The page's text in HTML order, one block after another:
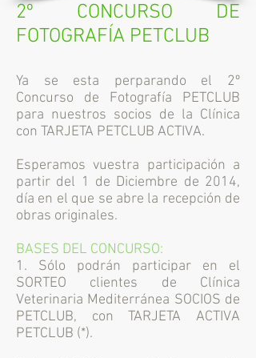
2º CONCURSO DE
FOTOGRAFÍA PETCLUB
Ya se esta perparando el 2º
Concurso de Fotografía PETCLUB
para nuestros socios de la Clínica
con TARJETA PETCLUB ACTIVA.
Esperamos vuestra participación a
partir del 1 de Diciembre de 2014,
día en el que se abre la recepción de
obras originales.
BASES DEL CONCURSO:
1. Sólo podrán participar en el
SORTEO clientes de Clínica
Veterinaria Mediterránea SOCIOS de
PETCLUB, con TARJETA ACTIVA
PETCLUB (*).